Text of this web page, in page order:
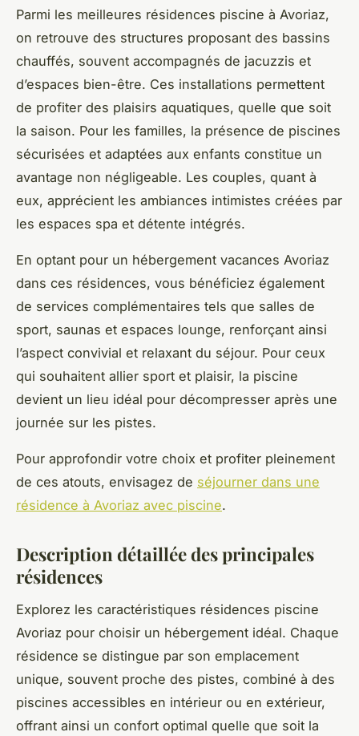
Parmi les meilleures résidences piscine à Avoriaz,
on retrouve des structures proposant des bassins
chauffés, souvent accompagnés de jacuzzis et
d’espaces bien-être. Ces installations permettent
de profiter des plaisirs aquatiques, quelle que soit
la saison. Pour les familles, la présence de piscines
sécurisées et adaptées aux enfants constitue un
avantage non négligeable. Les couples, quant à
eux, apprécient les ambiances intimistes créées par
les espaces spa et détente intégrés.
En optant pour un hébergement vacances Avoriaz
dans ces résidences, vous bénéficiez également
de services complémentaires tels que salles de
sport, saunas et espaces lounge, renforçant ainsi
l’aspect convivial et relaxant du séjour. Pour ceux
qui souhaitent allier sport et plaisir, la piscine
devient un lieu idéal pour décompresser après une
journée sur les pistes.
Pour approfondir votre choix et profiter pleinement
de ces atouts, envisagez de séjourner dans une
résidence à Avoriaz avec piscine.
Description détaillée des principales
résidences
Explorez les caractéristiques résidences piscine
Avoriaz pour choisir un hébergement idéal. Chaque
résidence se distingue par son emplacement
unique, souvent proche des pistes, combiné à des
piscines accessibles en intérieur ou en extérieur,
offrant ainsi un confort optimal quelle que soit la